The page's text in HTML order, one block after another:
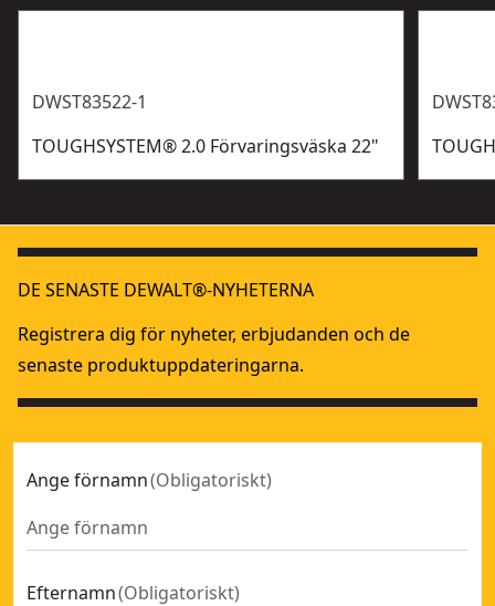
DWST83522-1
TOUGHSYSTEM® 2.0 Förvaringsväska 22"
DE SENASTE DEWALT®-NYHETERNA
Registrera dig för nyheter, erbjudanden och de
senaste produktuppdateringarna.
Ange förnamn(Obligatoriskt)
Efternamn(Obligatoriskt)